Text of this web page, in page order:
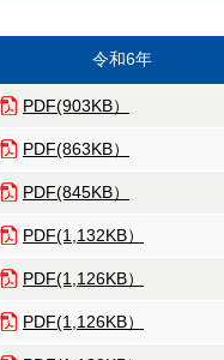
令和6年
PDF(903KB）
PDF(863KB）
PDF(845KB）
PDF(1,132KB）
PDF(1,126KB）
PDF(1,126KB）